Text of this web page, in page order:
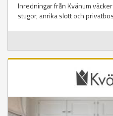
Inredningar från Kvänum
stugor, anrika slott och